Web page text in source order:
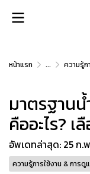
หน้าแรก ... ความรู้การ
มาตรฐานน้
คืออะไร?
อัพเดทล่าสุด: 25 ก.
ความรู้การใช้งาน & การดู